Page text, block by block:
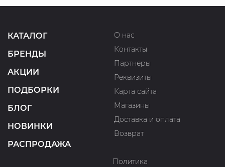
КАТАЛОГ
БРЕНДЫ
АКЦИИ
ПОДБОРКИ
БЛОГ
НОВИНКИ
РАСПРОДАЖА
О нас
Контакты
Партнеры
Реквизиты
Карта сайта
Магазины
Доставка и оплата
Возврат
Политика